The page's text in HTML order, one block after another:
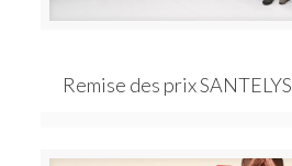
Remise des prix SANTELYS